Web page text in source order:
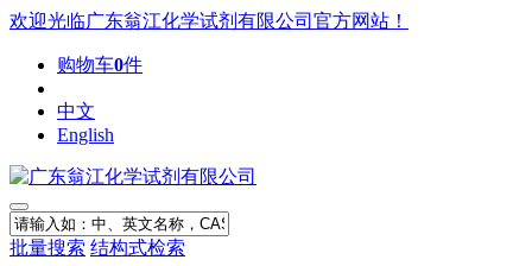
欢迎光临广东翁江化学试剂有限公司官方网站！
购物车0件
中文
English
批量搜索 结构式检索